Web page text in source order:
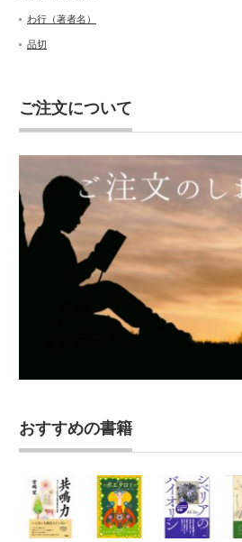
わ行（著者名）
品切
ご注文について
おすすめの書籍